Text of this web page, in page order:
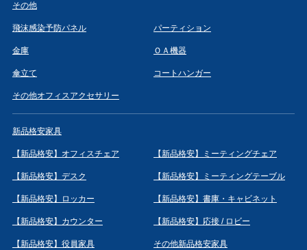
その他
飛沫感染予防パネル パーティション
金庫 ＯＡ機器
傘立て コートハンガー
その他オフィスアクセサリー
新品格安家具
【新品格安】オフィスチェア 【新品格安】ミーティングチェア
【新品格安】デスク 【新品格安】ミーティングテーブル
【新品格安】ロッカー 【新品格安】書庫・キャビネット
【新品格安】カウンター 【新品格安】応接 / ロビー
【新品格安】役員家具 その他新品格安家具